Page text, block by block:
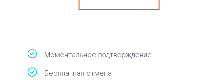
Моментальное подтверждение
Бесплатная отмена